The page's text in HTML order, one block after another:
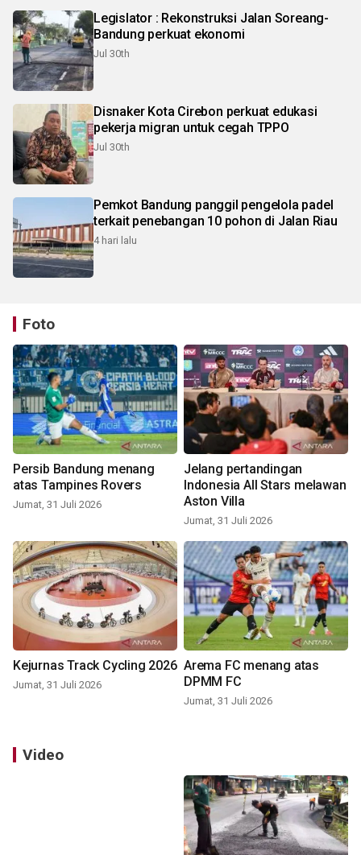
Legislator : Rekonstruksi Jalan Soreang-
Bandung perkuat ekonomi
Jul 30th
Disnaker Kota Cirebon perkuat edukasi
pekerja migran untuk cegah TPPO
Jul 30th
Pemkot Bandung panggil pengelola padel
terkait penebangan 10 pohon di Jalan Riau
4 hari lalu
Foto
Persib Bandung menang
atas Tampines Rovers
Jumat, 31 Juli 2026
Jelang pertandingan
Indonesia All Stars melawan
Aston Villa
Jumat, 31 Juli 2026
Kejurnas Track Cycling 2026
Jumat, 31 Juli 2026
Arema FC menang atas
DPMM FC
Jumat, 31 Juli 2026
Video